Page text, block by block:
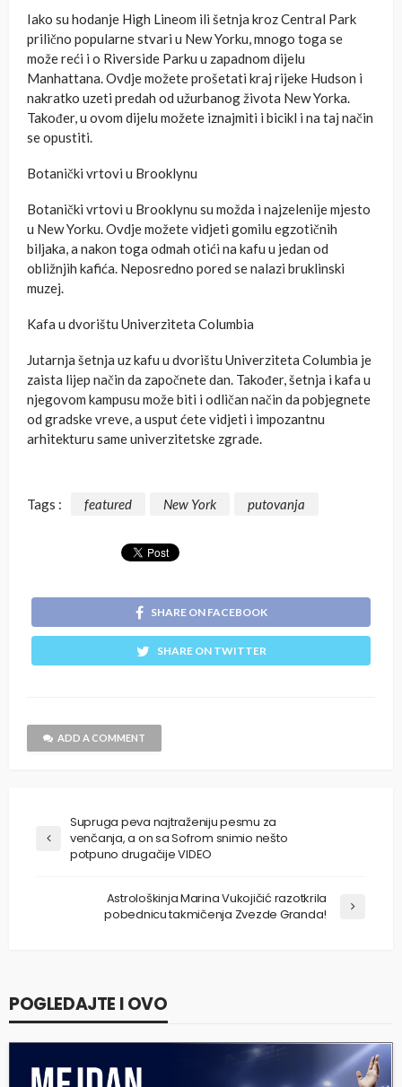
Iako su hodanje High Lineom ili šetnja kroz Central Park
prilično popularne stvari u New Yorku, mnogo toga se
može reći i o Riverside Parku u zapadnom dijelu
Manhattana. Ovdje možete prošetati kraj rijeke Hudson i
nakratko uzeti predah od užurbanog života New Yorka.
Također, u ovom dijelu možete iznajmiti i bicikl i na taj način
se opustiti.
Botanički vrtovi u Brooklynu
Botanički vrtovi u Brooklynu su možda i najzelenije mjesto
u New Yorku. Ovdje možete vidjeti gomilu egzotičnih
biljaka, a nakon toga odmah otići na kafu u jedan od
obližnjih kafića. Neposredno pored se nalazi bruklinski
muzej.
Kafa u dvorištu Univerziteta Columbia
Jutarnja šetnja uz kafu u dvorištu Univerziteta Columbia je
zaista lijep način da započnete dan. Također, šetnja i kafa u
njegovom kampusu može biti i odličan način da pobjegnete
od gradske vreve, a usput ćete vidjeti i impozantnu
arhitekturu same univerzitetske zgrade.
Tags : featured New York putovanja
SHARE ON FACEBOOK
SHARE ON TWITTER
ADD A COMMENT
Supruga peva najtraženiju pesmu za
venčanja, a on sa Sofrom snimio nešto
potpuno drugačije VIDEO
Astrološkinja Marina Vukojičić razotkrila
pobednicu takmičenja Zvezde Granda!
POGLEDAJTE I OVO